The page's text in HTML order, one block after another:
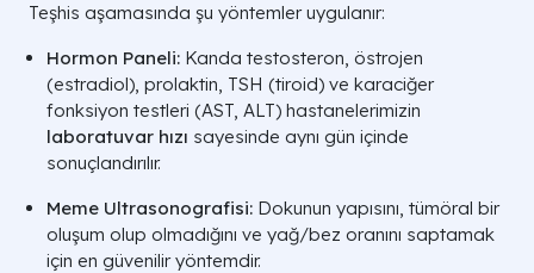
Teşhis aşamasında şu yöntemler uygulanır:
Hormon Paneli: Kanda testosteron, östrojen
(estradiol), prolaktin, TSH (tiroid) ve karaciğer
fonksiyon testleri (AST, ALT) hastanelerimizin
laboratuvar hızı sayesinde aynı gün içinde
sonuçlandırılır.
Meme Ultrasonografisi: Dokunun yapısını, tümöral bir
oluşum olup olmadığını ve yağ/bez oranını saptamak
için en güvenilir yöntemdir.